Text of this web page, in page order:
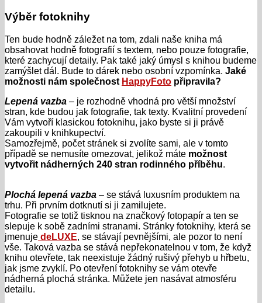
Výběr fotoknihy
Ten bude hodně záležet na tom, zdali naše kniha má
obsahovat hodně fotografií s textem, nebo pouze fotografie,
které zachycují detaily. Pak také jaký úmysl s knihou budeme
zamýšlet dál. Bude to dárek nebo osobní vzpomínka. Jaké
možnosti nám společnost HappyFoto připravila?
Lepená vazba – je rozhodně vhodná pro větší množství
stran, kde budou jak fotografie, tak texty. Kvalitní provedení
Vám vytvoří klasickou fotoknihu, jako byste si ji právě
zakoupili v knihkupectví.
Samozřejmě, počet stránek si zvolíte sami, ale v tomto
případě se nemusíte omezovat, jelikož máte možnost
vytvořit nádherných 240 stran rodinného příběhu.
Plochá lepená vazba – se stává luxusním produktem na
trhu. Při prvním dotknutí si ji zamilujete.
Fotografie se totiž tisknou na značkový fotopapír a ten se
slepuje k sobě zadními stranami. Stránky fotoknihy, která se
jmenuje deLUXE, se stávají pevnějšími, ale pozor to není
vše. Taková vazba se stává nepřekonatelnou v tom, že když
knihu otevřete, tak neexistuje žádný rušivý přehyb u hřbetu,
jak jsme zvyklí. Po otevření fotoknihy se vám otevře
nádherná plochá stránka. Můžete jen nasávat atmosféru
detailu.